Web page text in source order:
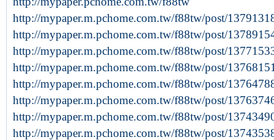
http://mypaper.m.pchome.com.tw/f88tw/post/
http://mypaper.m.pchome.com.tw/f88tw/post/
http://mypaper.m.pchome.com.tw/f88tw/post/
http://mypaper.m.pchome.com.tw/f88tw/post/
http://mypaper.m.pchome.com.tw/f88tw/post/
http://mypaper.m.pchome.com.tw/f88tw/post/
http://mypaper.m.pchome.com.tw/f88tw/post/
http://mypaper.m.pchome.com.tw/f88tw/post/